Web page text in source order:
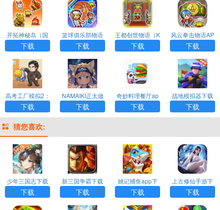
开拓神秘岛（国
际服）APP
下载
篮球俱乐部物语
下载
王都创世物语（K
ingdom Adventu
rers）
下载
风云拳击物语AP
P
下载
高考工厂模拟2：
当一回校长
下载
NAMAIKI正太做
梦模拟器汉化版
下载
下载
奇妙料理餐厅ap
p
下载
战地模拟器下载
正版国际版
下载
猜您喜欢:
少年三国志下载
下载
新三国争霸下载
下载
姚记捕鱼app下
载
下载
上古修仙手游下
载
下载